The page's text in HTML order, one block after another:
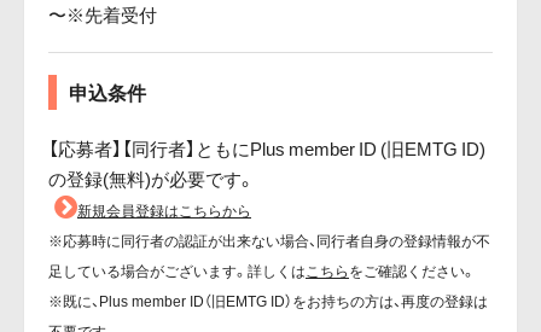
〜※先着受付
申込条件
【応募者】【同行者】ともにPlus member ID (旧EMTG ID)
の登録(無料)が必要です。
新規会員登録はこちらから
※応募時に同行者の認証が出来ない場合、同行者自身の登録情報が不
足している場合がございます。詳しくはこちらをご確認ください。
※既に、Plus member ID（旧EMTG ID）をお持ちの方は、再度の登録は